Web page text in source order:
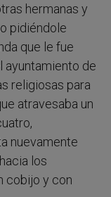
hermanas y
pidiéndole
que le fue
ayuntamiento de
religiosas para
atravesaba un
nuevamente
los
cobijo y con